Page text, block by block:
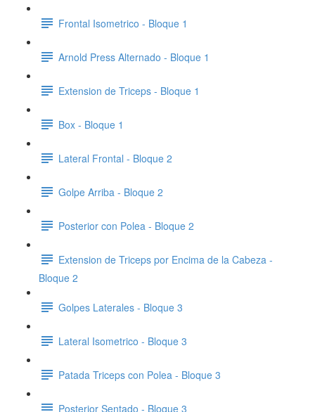
Frontal Isometrico - Bloque 1
Arnold Press Alternado - Bloque 1
Extension de Triceps - Bloque 1
Box - Bloque 1
Lateral Frontal - Bloque 2
Golpe Arriba - Bloque 2
Posterior con Polea - Bloque 2
Extension de Triceps por Encima de la Cabeza -
Bloque 2
Golpes Laterales - Bloque 3
Lateral Isometrico - Bloque 3
Patada Triceps con Polea - Bloque 3
Posterior Sentado - Bloque 3